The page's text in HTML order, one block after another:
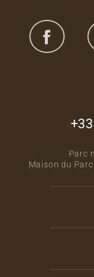
Parc
Maison du